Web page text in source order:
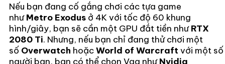
Nếu bạn đang cố gắng chơi các tựa game
nhưMetro Exodus ở 4K với tốc độ 60 khung
hình/giây, bạn sẽ cần một GPU đắt tiền nhưRTX
2080 Ti. Nhưng, nếu bạn chỉ đang thử chơi một
số Overwatch hoặcWorld of Warcraft với một số
người bạn, bạn có thể chọn Vga nhưNvidia